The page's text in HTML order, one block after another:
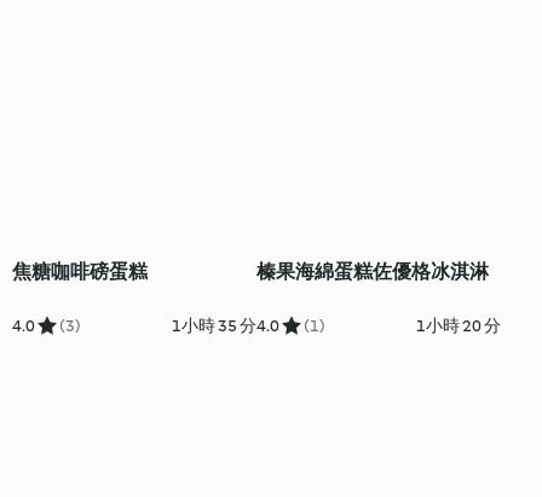
焦糖咖啡磅蛋糕
4.0 (3) 1小時 35 分
榛果海綿蛋糕佐優格冰淇淋
4.0 (1) 1小時 20 分